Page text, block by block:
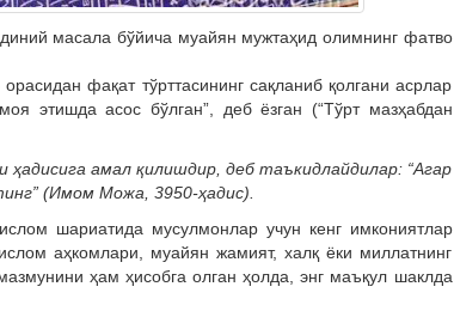
масала бўйича муайян мужтаҳид олимнинг фатво
фақат тўрттасининг сақланиб қолгани асрлар
этишда асос бўлган”, деб ёзган (“Тўрт мазҳабдан
амал қилишдир, деб таъкидлайдилар: “Агар
(Имом Можа, 3950-ҳадис).
шариатида мусулмонлар учун кенг имкониятлар
аҳкомлари, муайян жамият, халқ ёки миллатнинг
ҳам ҳисобга олган ҳолда, энг маъқул шаклда